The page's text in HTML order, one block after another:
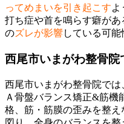
ってめまいを引き起こすよ
打ち症や首を鳴らす癖があ
のズレが影響している可能
西尾市いまがわ整骨院
西尾市いまがわ整骨院で
Ａ骨盤バランス矯正&筋機
格、筋・筋膜の歪みを整